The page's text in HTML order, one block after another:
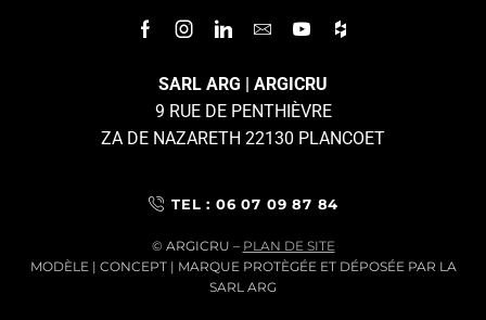
SARL ARG | ARGICRU
9 RUE DE PENTHIÈVRE
ZA DE NAZARETH 22130 PLANCOET
TEL : 06 07 09 87 84
© ARGICRU – PLAN DE SITE
MODÈLE | CONCEPT | MARQUE PROTÈGÉE ET DÉPOSÉE PAR LA
SARL ARG